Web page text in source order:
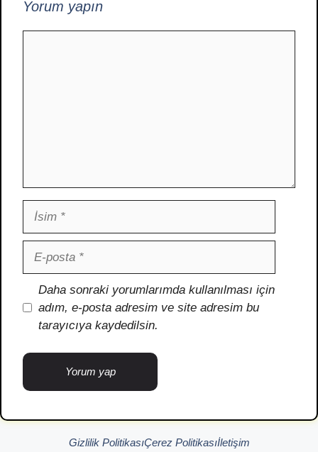
Yorum yapın
İsim
posta
İnternet
sitesi
Daha sonraki yorumlarımda kullanılması için
adım, e-posta adresim ve site adresim bu
tarayıcıya kaydedilsin.
Gizlilik PolitikasıÇerez Politikasıİletişim